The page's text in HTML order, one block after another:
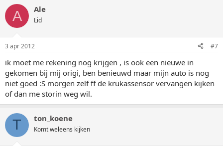
A Ale
Lid
3 apr 2012 #7
ik moet me rekening nog krijgen , is ook een nieuwe in
gekomen bij mij origi, ben benieuwd maar mijn auto is nog
niet goed :S morgen zelf ff de krukassensor vervangen kijken
of dan me storin weg wil.
T ton_koene
Komt weleens kijken